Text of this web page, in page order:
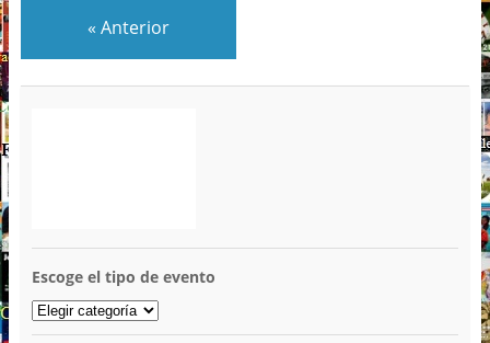
« Anterior
Escoge el tipo de evento